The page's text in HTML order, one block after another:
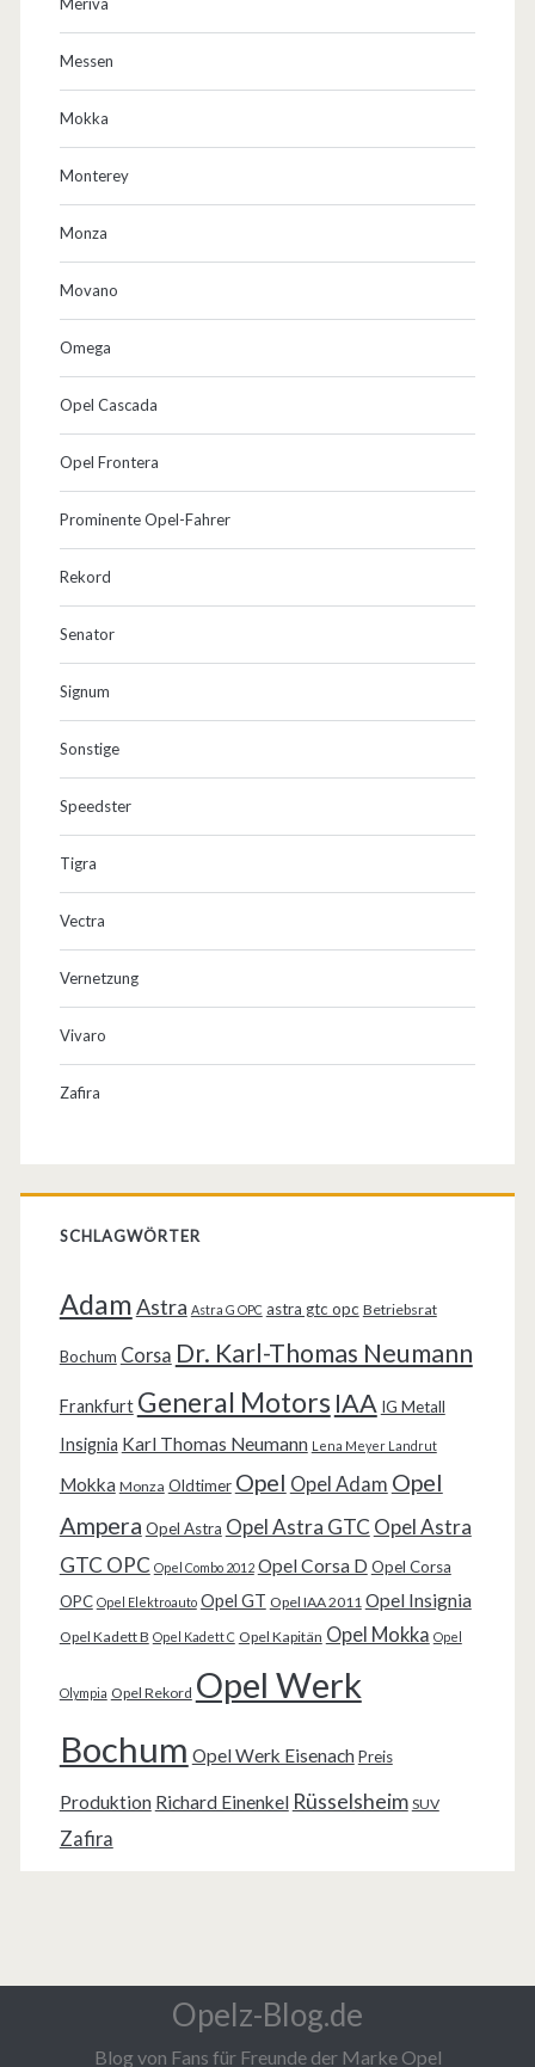
Messen
Mokka
Monterey
Monza
Movano
Omega
Opel Cascada
Opel Frontera
Prominente Opel-Fahrer
Rekord
Senator
Signum
Sonstige
Speedster
Tigra
Vectra
Vernetzung
Vivaro
Zafira
SCHLAGWÖRTER
AdamAstra Astra G OPC astra gtc opc Betriebsrat
Bochum Corsa Dr. Karl-Thomas Neumann
Frankfurt General Motors IAA IG Metall
Insignia Karl Thomas Neumann Lena Meyer Landrut
Mokka Monza Oldtimer Opel Opel Adam Opel
Ampera Opel Astra Opel Astra GTC Opel Astra
GTC OPC Opel Combo 2012 Opel Corsa D Opel Corsa
OPC Opel Elektroauto Opel GT Opel IAA 2011 Opel Insignia
Opel Kadett B Opel Kadett C Opel Kapitän Opel Mokka Opel
Olympia Opel Rekord Opel Werk
Bochum Opel Werk Eisenach Preis
Produktion Richard Einenkel Rüsselsheim SUV
Zafira
Opelz-Blog.de
Blog von Fans für Freunde der Marke Opel